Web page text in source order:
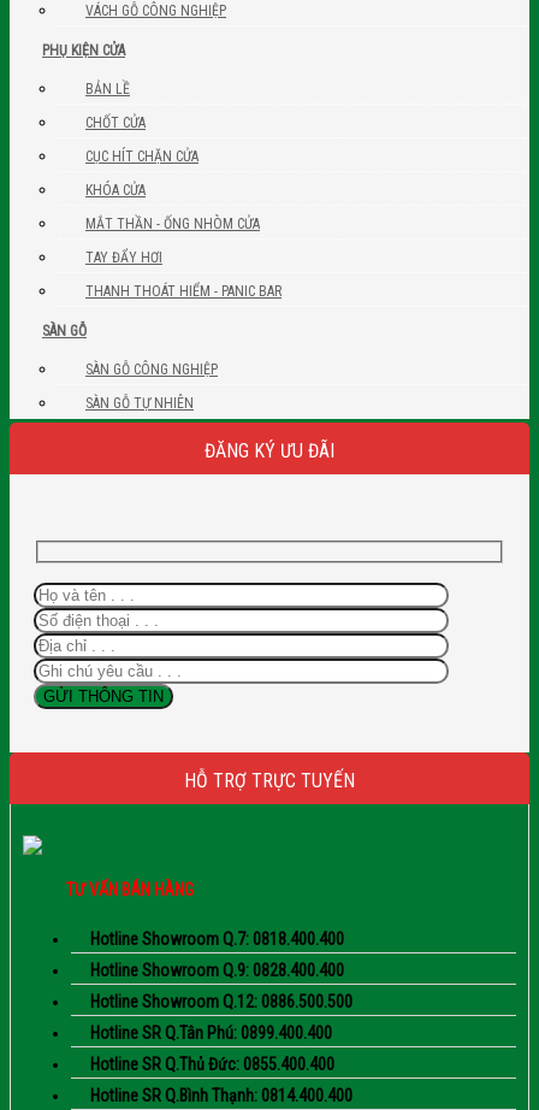
VÁCH GỖ CÔNG NGHIỆP
PHỤ KIỆN CỬA
BẢN LỀ
CHỐT CỬA
CỤC HÍT CHẶN CỬA
KHÓA CỬA
MẮT THẦN - ỐNG NHÒM CỬA
TAY ĐẨY HƠI
THANH THOÁT HIỂM - PANIC BAR
SÀN GỖ
SÀN GỖ CÔNG NGHIỆP
SÀN GỖ TỰ NHIÊN
ĐĂNG KÝ ƯU ĐÃI
HỖ TRỢ TRỰC TUYẾN
TƯ VẤN BÁN HÀNG
Hotline Showroom Q.7: 0818.400.400
Hotline Showroom Q.9: 0828.400.400
Hotline Showroom Q.12: 0886.500.500
Hotline SR Q.Tân Phú: 0899.400.400
Hotline SR Q.Thủ Đức: 0855.400.400
Hotline SR Q.Bình Thạnh: 0814.400.400